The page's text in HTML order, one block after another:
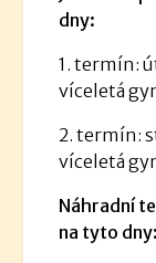
dny:
1. termín:
víceletá
2. termín:
víceletá
Náhradní
na tyto dny: